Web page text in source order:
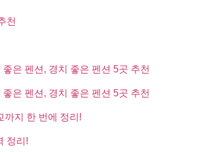
천
은 펜션, 경치 좋은 펜션 5곳 추천
은 펜션, 경치 좋은 펜션 5곳 추천
까지 한 번에 정리!
정리!